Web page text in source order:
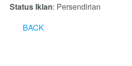
Status Iklan: Persendirian
BACK